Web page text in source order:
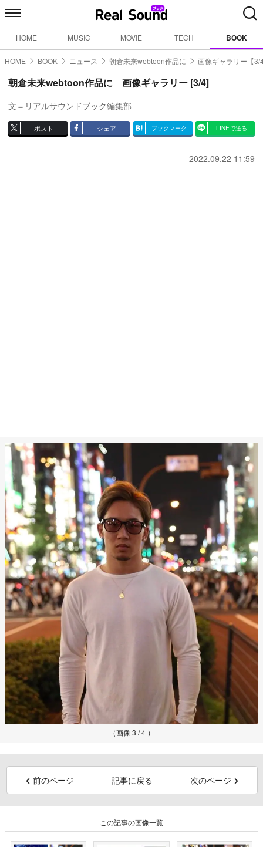
HOME MUSIC MOVIE TECH BOOK
HOME BOOK ニュース 朝倉未来webtoon作品に 画像ギャラリー【3/
朝倉未来webtoon作品に 画像ギャラリー [3/4]
文＝リアルサウンドブック編集部
ポスト シェア ブックマーク LINEで送る
2022.09.22 11:59
（画像 3 / 4 ）
前のページ 記事に戻る 次のページ
この記事の画像一覧